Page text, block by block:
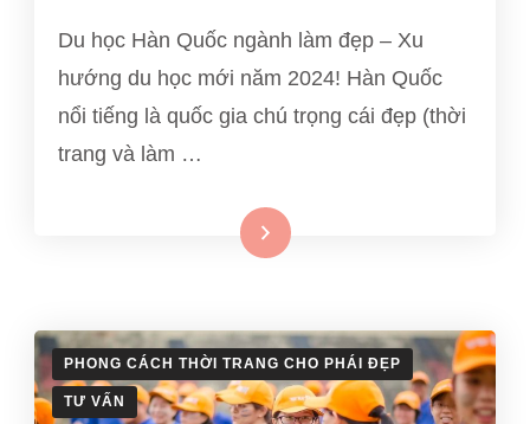
Du học Hàn Quốc ngành làm đẹp – Xu
hướng du học mới năm 2024! Hàn Quốc
nổi tiếng là quốc gia chú trọng cái đẹp (thời
trang và làm …
Xem thêm
PHONG CÁCH THỜI TRANG CHO PHÁI ĐẸP
TƯ VẤN